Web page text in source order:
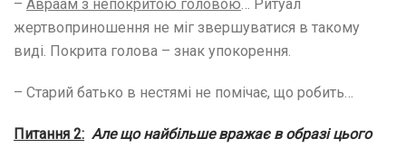
– Авраам з непокритою головою… Ритуал
жертвоприношення не міг звершуватися в такому
виді. Покрита голова – знак упокорення.
– Старий батько в нестямі не помічає, що робить…
Питання 2: Але що найбільше вражає в образі цього